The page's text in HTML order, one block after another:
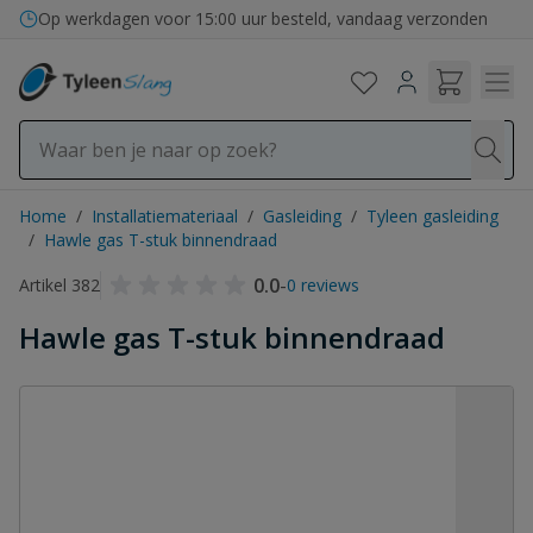
Ga naar de inhoud
Bezorging in binnen- en buitenland
Op werkdagen voor 15:00 uur besteld, vandaag verzonden
Home / Installatiemateriaal / Gasleiding / Tyleen gasleiding
/ Hawle gas T-stuk binnendraad
Artikel 382
0.0-0 reviews
Hawle gas T-stuk binnendraad